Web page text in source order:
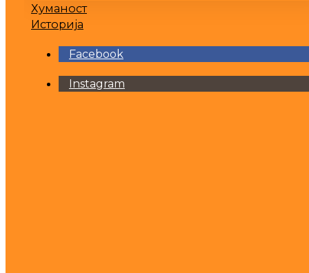
Хуманост
Историја
Facebook
Instagram